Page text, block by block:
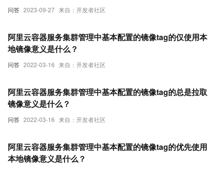
问答 2023-09-27 来自：开发者社区
问答 2022-03-16 来自：开发者社区
阿里云容器服务集群管理中基本配置的镜像tag的仅使用本
地镜像意义是什么？
问答 2022-03-16 来自：开发者社区
阿里云容器服务集群管理中基本配置的镜像tag的总是拉取
镜像意义是什么？
阿里云容器服务集群管理中基本配置的镜像tag的优先使用
本地镜像意义是什么？